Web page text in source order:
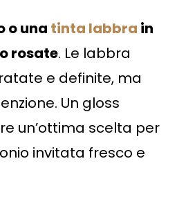
o una tinta labbra in
rosate. Le labbra
e definite, ma
Un gloss
un’ottima scelta per
invitata fresco e